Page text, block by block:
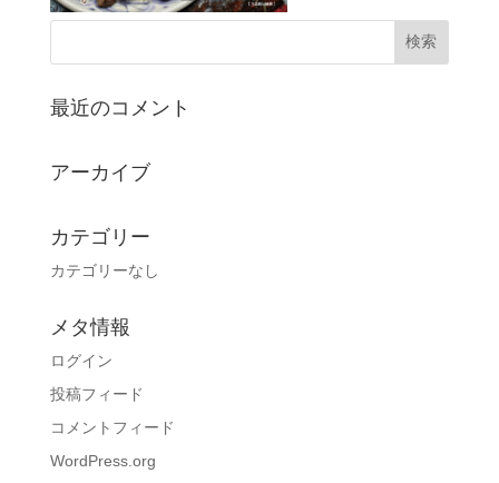
最近のコメント
アーカイブ
カテゴリー
カテゴリーなし
メタ情報
ログイン
投稿フィード
コメントフィード
WordPress.org